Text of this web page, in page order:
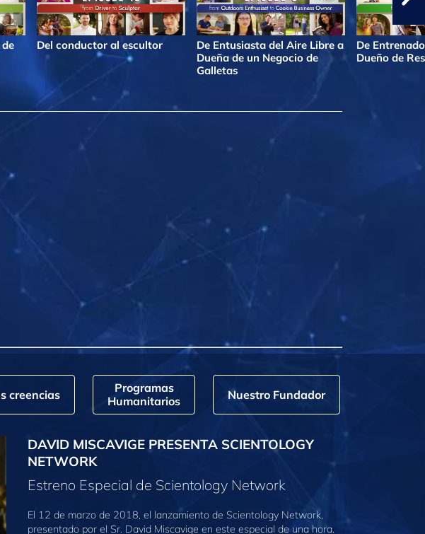
Del conductor al escultor
De Entusiasta del Aire Libre a
Dueña de un Negocio de
Galletas
De
Dueño de
creencias
Programas
Humanitarios
Nuestro Fundador
DAVID MISCAVIGE PRESENTA SCIENTOLOGY
NETWORK
Estreno Especial de Scientology Network
El 12 de marzo de 2018, el lanzamiento de Scientology Network,
presentado por el Sr. David Miscavige en este especial de una hora.